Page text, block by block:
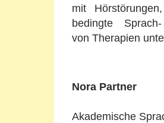
mit
bedingte
von Therapien
Nora Partner
Akademische